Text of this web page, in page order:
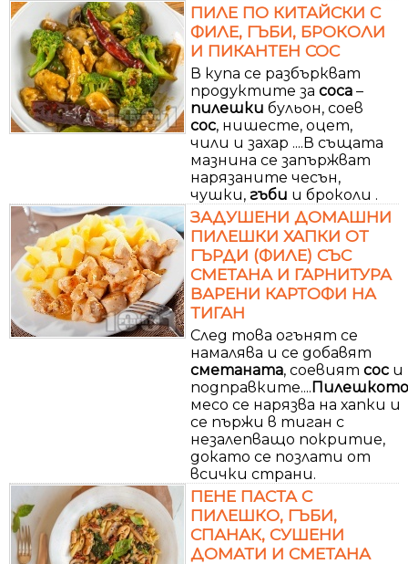
ПИЛЕ ПО КИТАЙСКИ С
ФИЛЕ, ГЪБИ, БРОКОЛИ
И ПИКАНТЕН СОС
В купа се разбъркват
продуктите за соса –
пилешки бульон, соев
сос, нишесте, оцет,
чили и захар ....В същата
мазнина се запържват
нарязаните чесън,
чушки, гъби и броколи .
ЗАДУШЕНИ ДОМАШНИ
ПИЛЕШКИ ХАПКИ ОТ
ГЪРДИ (ФИЛЕ) СЪС
СМЕТАНА И ГАРНИТУРА
ВАРЕНИ КАРТОФИ НА
ТИГАН
След това огънят се
намалява и се добавят
сметаната, соевият сос и
подправките....Пилешкото
месо се нарязва на хапки и
се пържи в тиган с
незалепващо покритие,
докато се позлати от
всички страни.
ПЕНЕ ПАСТА С
ПИЛЕШКО, ГЪБИ,
СПАНАК, СУШЕНИ
ДОМАТИ И СМЕТАНА